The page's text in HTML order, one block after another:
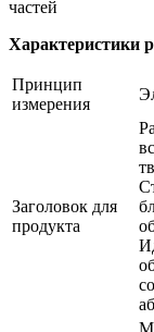
частей
Характеристики
Принцип
измерения
Заголовок для
продукта